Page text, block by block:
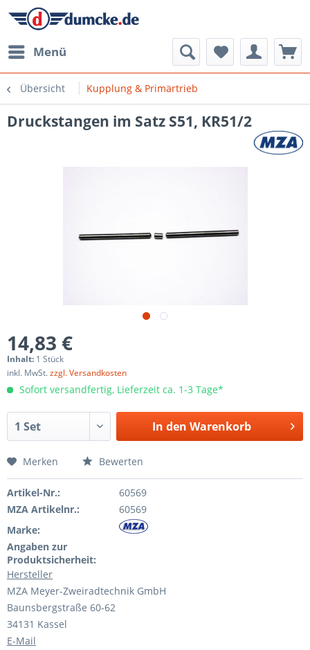
Menü
Übersicht Kupplung & Primärtrieb
Druckstangen im Satz S51, KR51/2
14,83 €
Inhalt: 1 Stück
inkl. MwSt.zzgl. Versandkosten
Sofort versandfertig, Lieferzeit ca. 1-3 Tage*
In den Warenkorb
Merken Bewerten
Artikel-Nr.:
60569
MZA Artikelnr.:
60569
Marke:
Angaben zur
Produktsicherheit:
Hersteller
MZA Meyer-Zweiradtechnik GmbH
Baunsbergstraße 60-62
34131 Kassel
E-Mail